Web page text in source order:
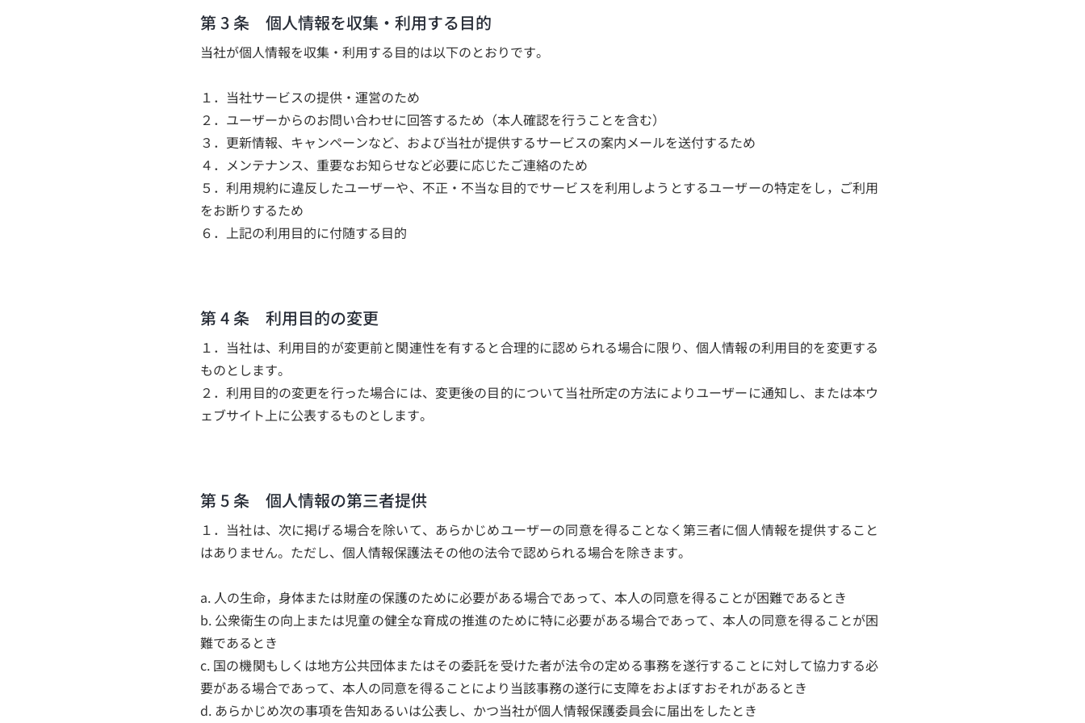
第 3 条 個人情報を収集・利用する目的
当社が個人情報を収集・利用する目的は以下のとおりです。
１．当社サービスの提供・運営のため
２．ユーザーからのお問い合わせに回答するため（本人確認を行うことを含む）
３．更新情報、キャンペーンなど、および当社が提供するサービスの案内メールを送付するため
４．メンテナンス、重要なお知らせなど必要に応じたご連絡のため
５．利用規約に違反したユーザーや、不正・不当な目的でサービスを利用しようとするユーザーの特定をし，ご利用
をお断りするため
６．上記の利用目的に付随する目的
第 4 条 利用目的の変更
１．当社は、利用目的が変更前と関連性を有すると合理的に認められる場合に限り、個人情報の利用目的を変更する
ものとします。
２．利用目的の変更を行った場合には、変更後の目的について当社所定の方法によりユーザーに通知し、または本ウ
ェブサイト上に公表するものとします。
第 5 条 個人情報の第三者提供
１．当社は、次に掲げる場合を除いて、あらかじめユーザーの同意を得ることなく第三者に個人情報を提供すること
はありません。ただし、個人情報保護法その他の法令で認められる場合を除きます。
a. 人の生命，身体または財産の保護のために必要がある場合であって、本人の同意を得ることが困難であるとき
b. 公衆衛生の向上または児童の健全な育成の推進のために特に必要がある場合であって、本人の同意を得ることが困
難であるとき
c. 国の機関もしくは地方公共団体またはその委託を受けた者が法令の定める事務を遂行することに対して協力する必
要がある場合であって、本人の同意を得ることにより当該事務の遂行に支障をおよぼすおそれがあるとき
d. あらかじめ次の事項を告知あるいは公表し、かつ当社が個人情報保護委員会に届出をしたとき